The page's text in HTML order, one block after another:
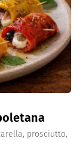
prosciutto,